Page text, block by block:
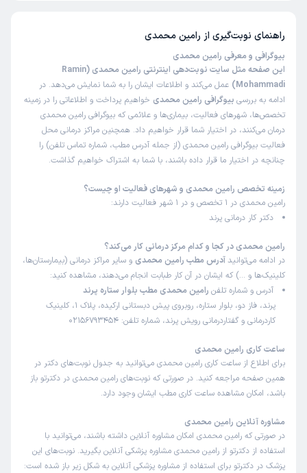
راهنمای نوبت‌گیری از رامین محمدی
بیوگرافی و معرفی رامین محمدی
این صفحه مثل سایت نوبت‌دهی اینترنتی رامین محمدی (Ramin
Mohammadi)
عمل می‌کند و اطلاعات ایشان را به شما نمایش می‌دهد. در
ادامه به بررسی بیوگرافی رامین محمدی خواهیم پرداخت و اطلاعاتی را در زمینه
تخصص‌ها، شهرهای فعالیت، بیماری‌ها و علائمی که بیوگرافی رامین محمدی
درمان می‌کنند، در اختیار شما قرار خواهیم داد. همچنین مراکز درمانی محل
فعالیت بیوگرافی رامین محمدی (از جمله آدرس مطب، شماره تماس تلفن) را
چنانچه در اختیار ما قرار داده باشند، با شما به اشتراک خواهیم گذاشت.
زمینه تخصص رامین محمدی و شهرهای فعالیت او چیست؟
رامین محمدی در 1 تخصص و در 1 شهر فعالیت دارند:
دکتر کار درمانی پرند
رامین محمدی در کجا و کدام مرکز درمانی کار می‌کند؟
در ادامه می‌توانید آدرس مطب رامین محمدی و سایر مراکز درمانی (بیمارستان‌ها،
کلینیک‌ها و …) که ایشان در آن کار طبابت انجام می‌دهند، مشاهده کنید:
آدرس و شماره تلفن رامین محمدی مطب بلوار ستاره پرند
پرند، فاز دو، بلوار ستاره، روبروی پیش دبستانی ارکیده، پلاک 1، کلینیک
کاردرمانی و گفتاردرمانی رویش پرند، شماره تلفن: 02156793454
ساعت کاری رامین محمدی
برای اطلاع از ساعت کاری رامین محمدی می‌توانید به جدول نوبت‌های دکتر در
همین صفحه مراجعه کنید. در صورتی که نوبت‌های رامین محمدی در دکترتو باز
باشد، امکان مشاهده ساعت کاری مطب ایشان وجود دارد.
مشاوره آنلاین رامین محمدی
در صورتی که رامین محمدی امکان مشاوره آنلاین داشته باشند، می‌توانید با
استفاده از دکترتو از رامین محمدی مشاوره پزشکی آنلاین بگیرید. نوبت‌های این
پزشک در دکترتو برای استفاده از مشاوره پزشکی آنلاین به شکل زیر باز شده است: